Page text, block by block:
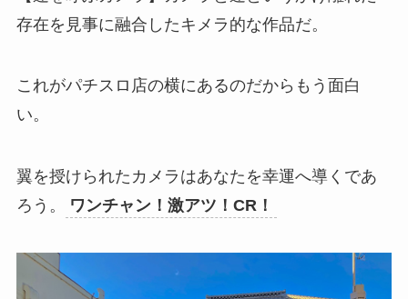
存在を見事に融合したキメラ的な作品だ。
これがパチスロ店の横にあるのだからもう面白
い。
翼を授けられたカメラはあなたを幸運へ導くであ
ろう。
ワンチャン！激アツ！CR！